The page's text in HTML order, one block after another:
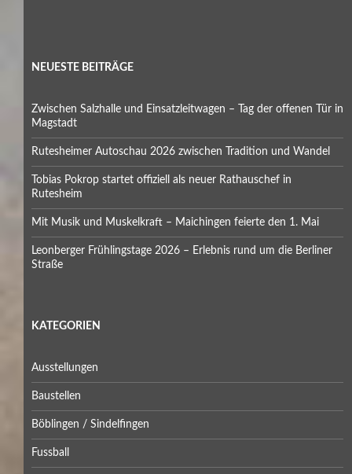
NEUESTE BEITRÄGE
Zwischen Salzhalle und Einsatzleitwagen – Tag der offenen Tür in
Magstadt
Rutesheimer Autoschau 2026 zwischen Tradition und Wandel
Tobias Pokrop startet offiziell als neuer Rathauschef in
Rutesheim
Mit Musik und Muskelkraft – Maichingen feierte den 1. Mai
Leonberger Frühlingstage 2026 – Erlebnis rund um die Berliner
Straße
KATEGORIEN
Ausstellungen
Baustellen
Böblingen / Sindelfingen
Fussball